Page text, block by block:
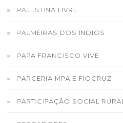
PALESTINA LIVRE
PALMEIRAS DOS ÍNDIOS
PAPA FRANCISCO VIVE
PARCERIA MPA E FIOCRUZ
PARTICIPAÇÃO SOCIAL RURAL